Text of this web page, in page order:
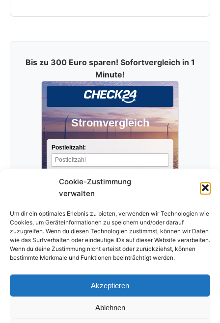
Cookie-Zustimmung
verwalten
Um dir ein optimales Erlebnis zu bieten, verwenden wir Technologien wie
Cookies, um Geräteinformationen zu speichern und/oder darauf
zuzugreifen. Wenn du diesen Technologien zustimmst, können wir Daten
wie das Surfverhalten oder eindeutige IDs auf dieser Website verarbeiten.
Wenn du deine Zustimmung nicht erteilst oder zurückziehst, können
bestimmte Merkmale und Funktionen beeinträchtigt werden.
Akzeptieren
Ablehnen
Bis zu 300 Euro sparen! Sofortvergleich in 1
Minute!
Stromvergleich
Postleitzahl:
Datenschutzerklärung